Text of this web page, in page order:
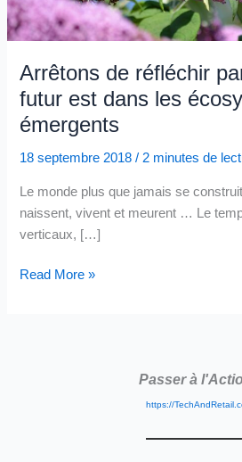
Arrêtons de réfléchir
futur est dans les
émergents
18 septembre 2018/ 2 minutes de
Le monde plus que jamais se
naissent, vivent et meurent … Le
verticaux, […]
Arrêtons
Read More »
Passer à
https://